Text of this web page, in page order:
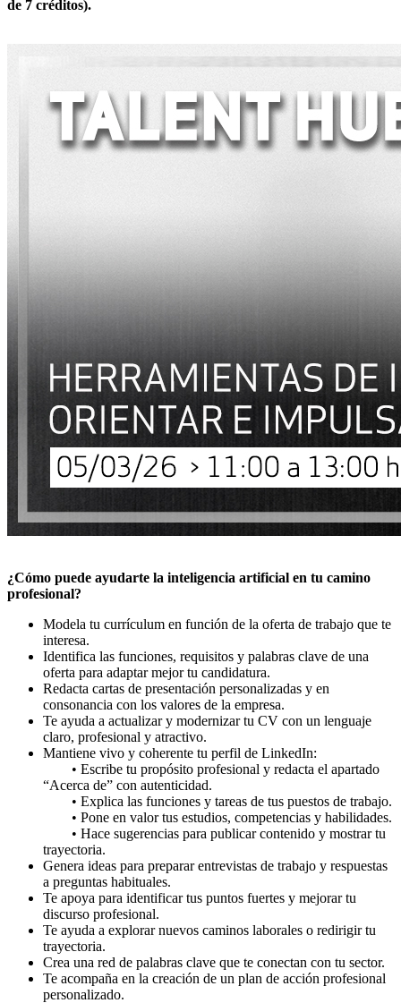
de 7 créditos).
¿Cómo puede ayudarte la inteligencia artificial en tu camino
profesional?
Modela tu currículum en función de la oferta de trabajo que te
interesa.
Identifica las funciones, requisitos y palabras clave de una
oferta para adaptar mejor tu candidatura.
Redacta cartas de presentación personalizadas y en
consonancia con los valores de la empresa.
Te ayuda a actualizar y modernizar tu CV con un lenguaje
claro, profesional y atractivo.
Mantiene vivo y coherente tu perfil de LinkedIn:
• Escribe tu propósito profesional y redacta el apartado
“Acerca de” con autenticidad.
• Explica las funciones y tareas de tus puestos de trabajo.
• Pone en valor tus estudios, competencias y habilidades.
• Hace sugerencias para publicar contenido y mostrar tu
trayectoria.
Genera ideas para preparar entrevistas de trabajo y respuestas
a preguntas habituales.
Te apoya para identificar tus puntos fuertes y mejorar tu
discurso profesional.
Te ayuda a explorar nuevos caminos laborales o redirigir tu
trayectoria.
Crea una red de palabras clave que te conectan con tu sector.
Te acompaña en la creación de un plan de acción profesional
personalizado.